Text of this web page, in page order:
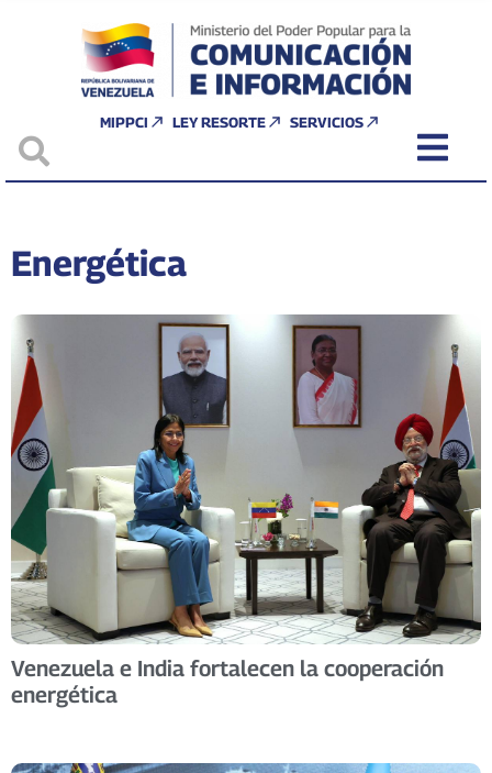
MIPPCI LEY RESORTE SERVICIOS
Energética
Venezuela e India fortalecen la cooperación
energética